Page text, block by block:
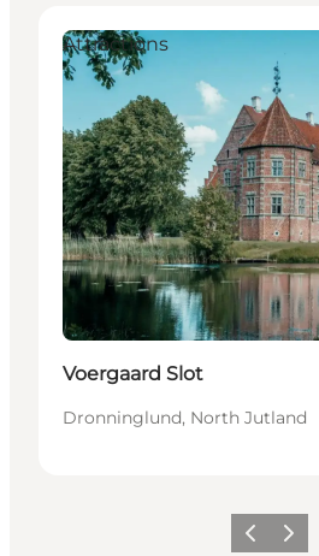
Attractions
Voergaard Slot
Dronninglund, North Jutland
Précédent